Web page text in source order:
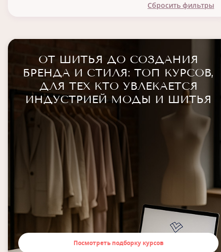
Сбросить фильтры
ОТ ШИТЬЯ ДО СОЗДАНИЯ
БРЕНДА И СТИЛЯ: ТОП КУРСОВ,
ДЛЯ ТЕХ КТО УВЛЕКАЕТСЯ
ИНДУСТРИЕЙ МОДЫ И ШИТЬЯ
Посмотреть подборку курсов